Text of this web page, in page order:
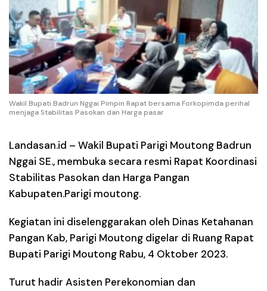
Wakil Bupati Badrun Nggai Pimpin Rapat bersama Forkopimda perihal
menjaga Stabilitas Pasokan dan Harga pasar
Landasan.id – Wakil Bupati Parigi Moutong Badrun
Nggai SE., membuka secara resmi Rapat Koordinasi
Stabilitas Pasokan dan Harga Pangan
Kabupaten.Parigi moutong.
Kegiatan ini diselenggarakan oleh Dinas Ketahanan
Pangan Kab, Parigi Moutong digelar di Ruang Rapat
Bupati Parigi Moutong Rabu, 4 Oktober 2023.
Turut hadir Asisten Perekonomian dan